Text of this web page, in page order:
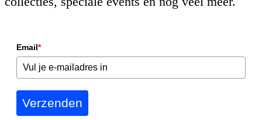
Email*
Verzenden